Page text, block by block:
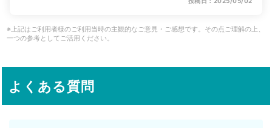
※上記はご利用者様のご利用当時の主観的なご意見・ご感想です。その点ご理解の上、
一つの参考としてご活用ください。
よくある質問